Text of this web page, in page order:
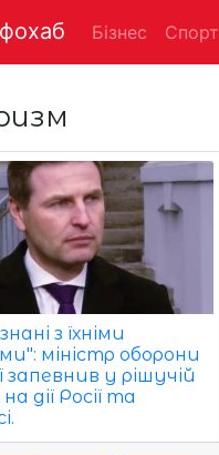
Бізнес Спорт
з їхніми
міністр оборони
запевнив у рішучій
дії Росії та